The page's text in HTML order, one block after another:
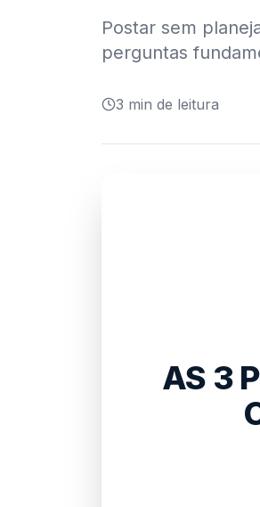
Postar sem
perguntas
3 min de leitura
AS 3